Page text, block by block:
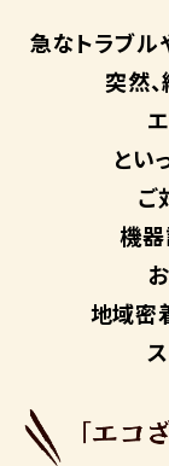
急なトラブル
突然
とい
ご
機器
地域密